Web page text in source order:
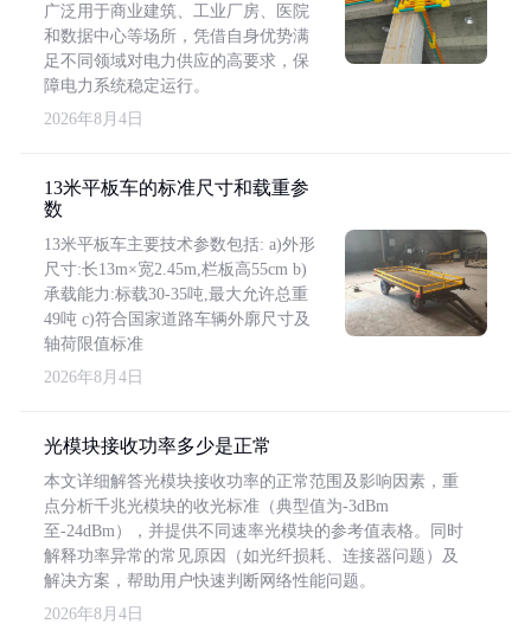
广泛用于商业建筑、工业厂房、医院
和数据中心等场所，凭借自身优势满
足不同领域对电力供应的高要求，保
障电力系统稳定运行。
2026年8月4日
13米平板车的标准尺寸和载重参
数
13米平板车主要技术参数包括: a)外形
尺寸:长13m×宽2.45m,栏板高55cm b)
承载能力:标载30-35吨,最大允许总重
49吨 c)符合国家道路车辆外廓尺寸及
轴荷限值标准
2026年8月4日
光模块接收功率多少是正常
本文详细解答光模块接收功率的正常范围及影响因素，重
点分析千兆光模块的收光标准（典型值为-3dBm
至-24dBm），并提供不同速率光模块的参考值表格。同时
解释功率异常的常见原因（如光纤损耗、连接器问题）及
解决方案，帮助用户快速判断网络性能问题。
2026年8月4日